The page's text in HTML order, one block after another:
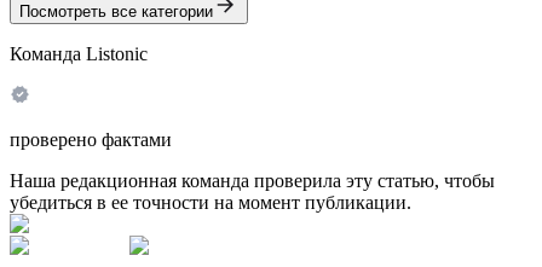
Посмотреть все категории
Команда Listonic
проверено фактами
Наша редакционная команда проверила эту статью, чтобы
убедиться в ее точности на момент публикации.